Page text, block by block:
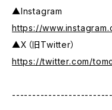
▲Instagram
https://
▲X（旧Twitter）
https://twitter.com/